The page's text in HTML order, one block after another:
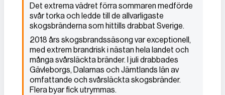
Det extrema vädret förra sommaren medförde
svår torka och ledde till de allvarligaste
skogsbränderna som hittills drabbat Sverige.
2018 års skogsbrandssäsong var exceptionell,
med extrem brandrisk i nästan hela landet och
många svårsläckta bränder. I juli drabbades
Gävleborgs, Dalarnas och Jämtlands län av
omfattande och svårsläckta skogsbränder.
Flera byar fick utrymmas.